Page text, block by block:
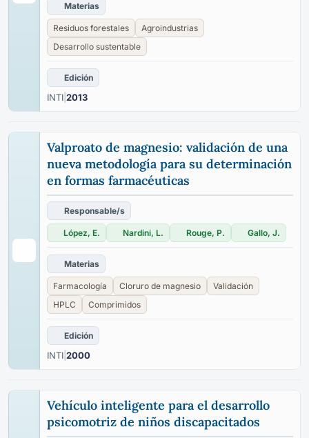
Materias
Residuos forestales
Agroindustrias
Desarrollo sustentable
Edición
INTI 2013
Valproato de magnesio: validación de una
nueva metodología para su determinación
en formas farmacéuticas
Responsable/s
López, E. Nardini, L. Rouge, P. Gallo, J.
Materias
Farmacología Cloruro de magnesio
Validación
HPLC
Comprimidos
Edición
INTI 2000
Vehículo inteligente para el desarrollo
psicomotriz de niños discapacitados